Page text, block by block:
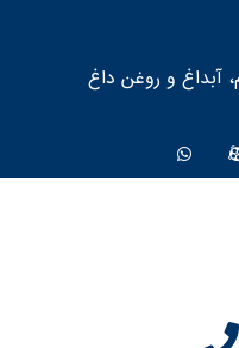
آبداغ و روغن داغ